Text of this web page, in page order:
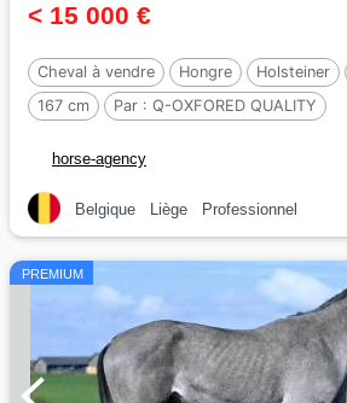
< 15 000 €
Cheval à vendre Hongre Holsteiner
167 cm
Par : Q-OXFORED QUALITY
horse-agency
Belgique Liège Professionnel
PREMIUM